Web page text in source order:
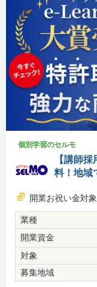
個別学習のセルモ
【講師
料！地域
開業お祝い金対
業種
開業資金
対象
募集地域